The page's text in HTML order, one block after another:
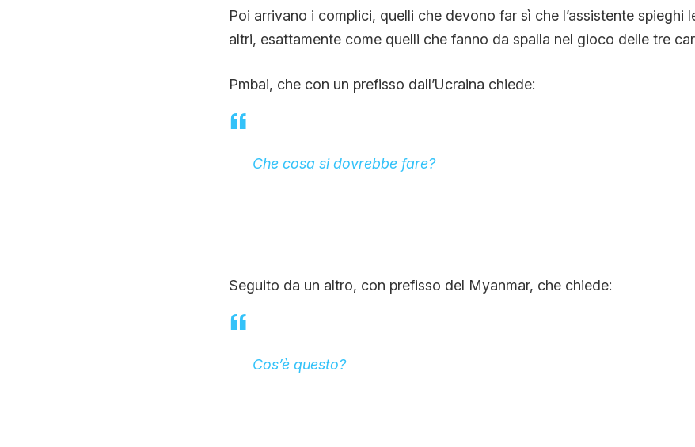
Poi arrivano i complici, quelli che devono far sì che l’assistente spieghi
altri, esattamente come quelli che fanno da spalla nel gioco delle tre
Pmbai, che con un prefisso dall’Ucraina chiede:
Che cosa si dovrebbe fare?
Seguito da un altro, con prefisso del Myanmar, che chiede:
Cos’è questo?